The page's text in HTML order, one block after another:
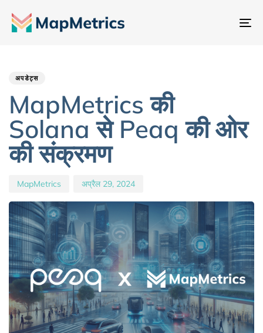
अपडेट्स
MapMetrics की
Solana से Peaq की ओर
की संक्रमण
MapMetrics अप्रैल 29, 2024